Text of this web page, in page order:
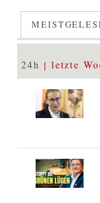
24h letzte